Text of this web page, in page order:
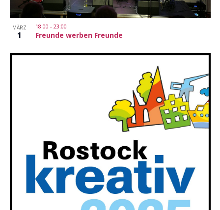
MÄRZ
1 Freunde werben Freunde
18:00 - 23:00